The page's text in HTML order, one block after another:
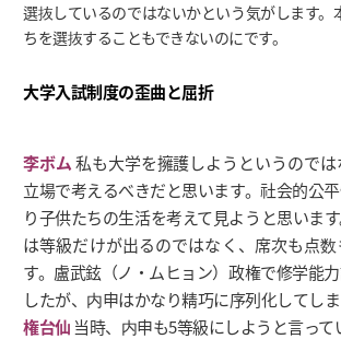
選抜しているのではないかという気がします。
ちを選抜することもできないのにです。
大学入試制度の歪曲と屈折
李ボム私も大学を擁護しようというので
立場で考えるべきだと思います。社会的公
り子供たちの生活を考えて見ようと思いま
は等級だけが出るのではなく、席次も点数
す。盧武鉉（ノ・ムヒョン）政権で修学能
したが、内申はかなり精巧に序列化してしま
権台仙 当時、内申も5等級にしようと言って